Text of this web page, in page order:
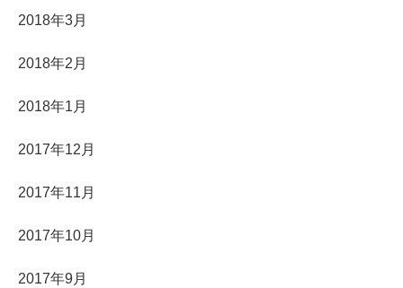
2018年3月
2018年2月
2018年1月
2017年12月
2017年11月
2017年10月
2017年9月